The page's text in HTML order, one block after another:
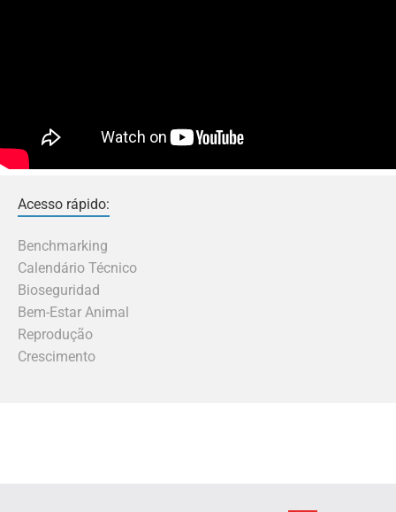
Acesso rápido:
Benchmarking
Calendário Técnico
Bioseguridad
Bem-Estar Animal
Reprodução
Crescimento